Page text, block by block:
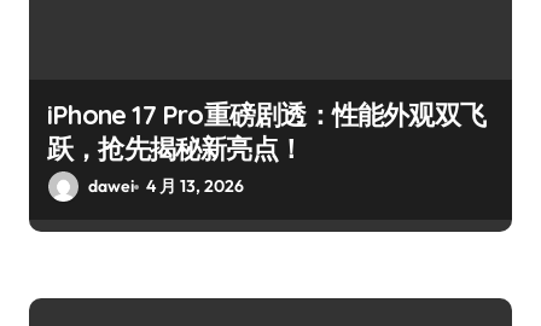
iPhone 17 Pro重磅剧透：性能外观双飞
跃，抢先揭秘新亮点！
dawei 4 月 13, 2026